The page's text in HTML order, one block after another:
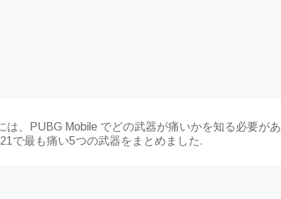
は、PUBG Mobile でどの武器が痛いかを知る必要があ
で最も痛い5つの武器をまとめました.